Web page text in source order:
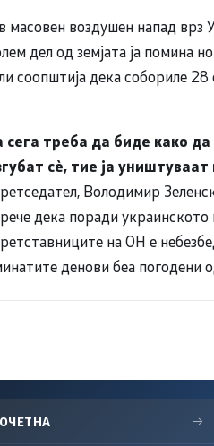
масовен воздушен напад врз
дел од земјата ја помина
соопштија дека собориле 28
треба да биде како
сè, тие ја
Володимир
дека поради украинското
на ОН е
денови беа погодени
→